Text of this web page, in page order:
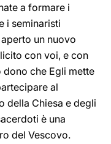
a formare i
i seminaristi
un nuovo
con voi, e con
che Egli mette
al
della Chiesa e degli
è una
del Vescovo.